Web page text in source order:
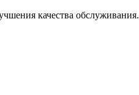
качества обслуживания.